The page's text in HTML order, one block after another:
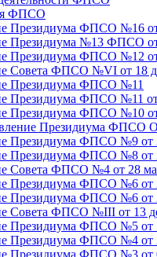
ФПСО
Президиума ФПСО №16
Президиума №13 ФПСО от
Президиума ФПСО №12 от
Совета ФПСО №VI от 18
Президиума ФПСО №11
Президиума ФПСО №11 от
Президиума ФПСО №10 от
Президиума ФПСО О
Президиума ФПСО №9 от
Президиума ФПСО №8 от
Совета ФПСО №4 от 28
Президиума ФПСО №6 от
Президиума ФПСО №6 от
Совета ФПСО №III от 13
Президиума ФПСО №5 от
Президиума ФПСО №4 от
Президиума ФПСО №3 от